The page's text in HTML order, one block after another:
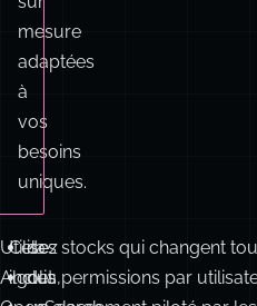
vos
besoins
uniques.
OpenSearch,
search,
ou
un classement piloté par
une recherche fédérée
rendent pas dans un seul